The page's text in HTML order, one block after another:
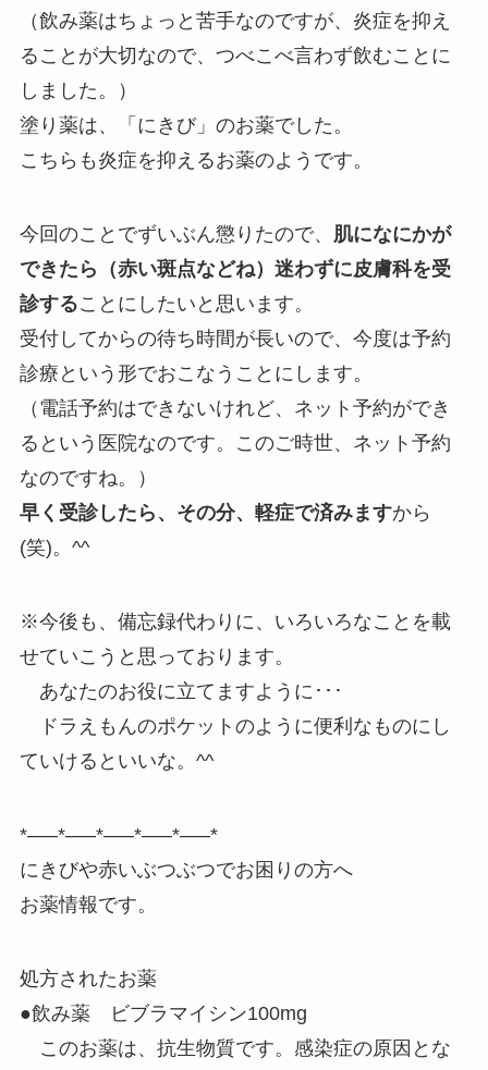
（飲み薬はちょっと苦手なのですが、炎症を抑え
ることが大切なので、つべこべ言わず飲むことに
しました。）
塗り薬は、「にきび」のお薬でした。
こちらも炎症を抑えるお薬のようです。
今回のことでずいぶん懲りたので、 肌になにかが
できたら（赤い斑点などね）迷わずに皮膚科を受
診することにしたいと思います。
受付してからの待ち時間が長いので、今度は予約
診療という形でおこなうことにします。
（電話予約はできないけれど、ネット予約ができ
るという医院なのです。このご時世、ネット予約
なのですね。）
早く受診したら、その分、軽症で済みますから
(笑)。^^
※今後も、備忘録代わりに、いろいろなことを載
せていこうと思っております。
あなたのお役に立てますように･･･
ドラえもんのポケットのように便利なものにし
ていけるといいな。^^
*—–*—–*—–*—–*—–*
にきびや赤いぶつぶつでお困りの方へ
お薬情報です。
処方されたお薬
●飲み薬 ビブラマイシン100mg
このお薬は、抗生物質です。感染症の原因とな